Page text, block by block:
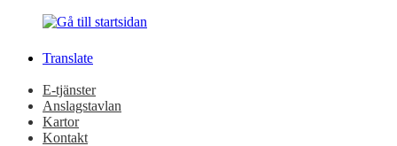
innehåll
huvudmeny
Translate
E-tjänster
Anslagstavlan
Kartor
Kontakt